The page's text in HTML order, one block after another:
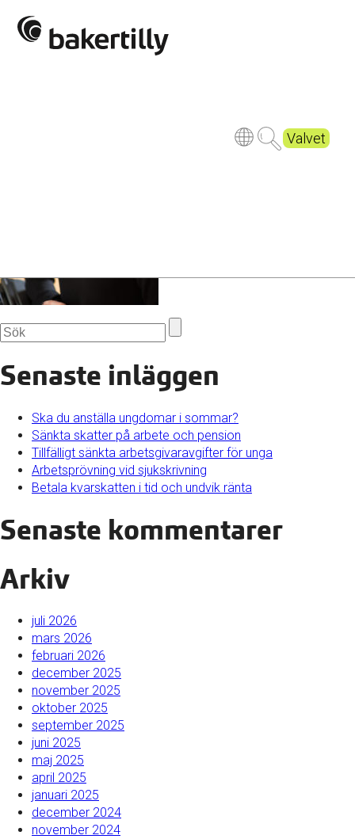
Valvet
_DSC6943
Senaste inläggen
Ska du anställa ungdomar i sommar?
Sänkta skatter på arbete och pension
Tillfälligt sänkta arbetsgivaravgifter för unga
Arbetsprövning vid sjukskrivning
Betala kvarskatten i tid och undvik ränta
Senaste kommentarer
Arkiv
juli 2026
mars 2026
februari 2026
december 2025
november 2025
oktober 2025
september 2025
juni 2025
maj 2025
april 2025
januari 2025
december 2024
november 2024